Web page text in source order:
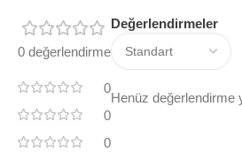
0 değerlendirme
0
0
0
Değerlendirmeler
Henüz değerlendirme